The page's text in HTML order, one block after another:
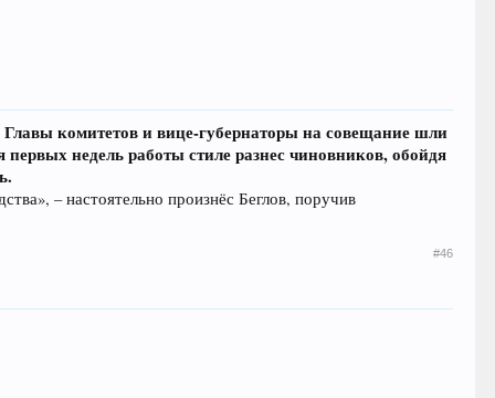
Главы комитетов и вице-губернаторы на совещание шли
недель работы стиле разнес чиновников, обойдя
– настоятельно произнёс Беглов, поручив
#46